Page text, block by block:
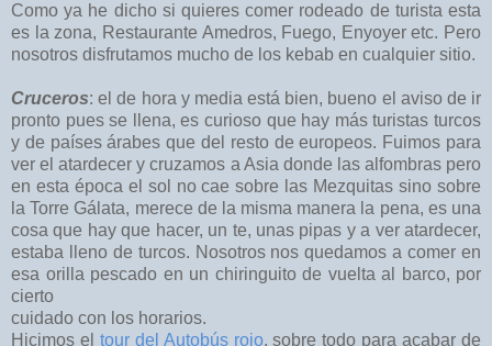
Como ya he dicho si quieres comer rodeado de turista esta
es la zona, Restaurante Amedros, Fuego, Enyoyer etc. Pero
nosotros disfrutamos mucho de los kebab en cualquier sitio.
Cruceros: el de hora y media está bien, bueno el aviso de ir
pronto pues se llena, es curioso que hay más turistas turcos
y de países árabes que del resto de europeos. Fuimos para
ver el atardecer y cruzamos a Asia donde las alfombras pero
en esta época el sol no cae sobre las Mezquitas sino sobre
la Torre Gálata, merece de la misma manera la pena, es una
cosa que hay que hacer, un te, unas pipas y a ver atardecer,
estaba lleno de turcos. Nosotros nos quedamos a comer en
esa orilla pescado en un chiringuito de vuelta al barco, por
cierto
cuidado con los horarios.
Hicimos el tour del Autobús rojo, sobre todo para acabar de